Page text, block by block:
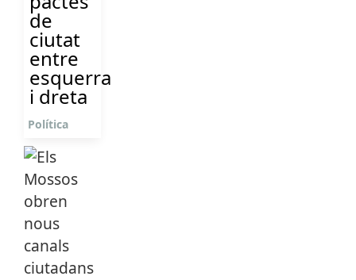
de
ciutat
entre
esquerra
i dreta
Política